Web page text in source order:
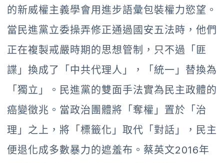
的新威權主義學會用進步語彙包裝權力慾望。
當民進黨立委操弄修正通過國安五法時，他們
正在複製戒嚴時期的思想管制，只不過「匪
諜」換成了「中共代理人」，「統一」替換為
「獨立」。民進黨的雙面手法實為民主政體的
癌變徵兆。當政治團體將「奪權」置於「治
理」之上，將「標籤化」取代「對話」，民主
便退化成多數暴力的遮羞布。蔡英文2016年